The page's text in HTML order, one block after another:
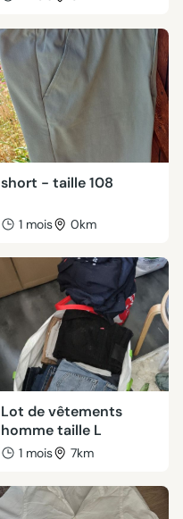
short - taille 108
1 mois 0km
Lot de vêtements
homme taille L
1 mois 7km